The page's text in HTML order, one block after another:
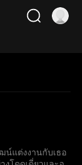
แต่งงานกับเธอ